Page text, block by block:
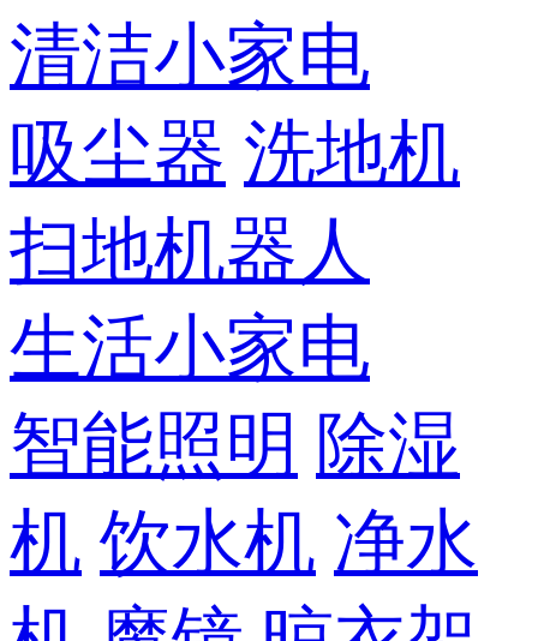
清洁小家电
吸尘器 洗地机
扫地机器人
生活小家电
智能照明 除湿
机 饮水机 净水